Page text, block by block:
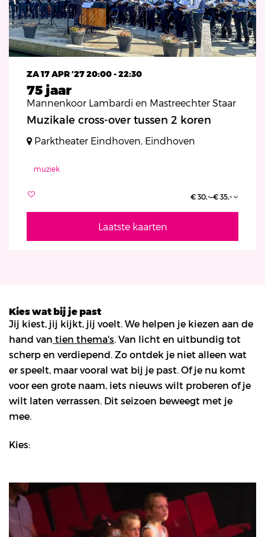
75 jaar
Mannenkoor Lambardi en Mastreechter Staar
ZA 17 APR ’2720:00 - 22:30
Muzikale cross-over tussen 2 koren
Parktheater Eindhoven, Eindhoven
muziek
€ 30,-–€ 35,-
Laatste kaarten
Kies wat bij je past
Jij kiest, jij kijkt, jij voelt. We helpen je kiezen aan de
hand van tien thema's . Van licht en uitbundig tot
scherp en verdiepend. Zo ontdek je niet alleen wat
er speelt, maar vooral wat bij je past. Of je nu komt
voor een grote naam, iets nieuws wilt proberen of je
wilt laten verrassen. Dit seizoen beweegt met je
mee.
Kies: